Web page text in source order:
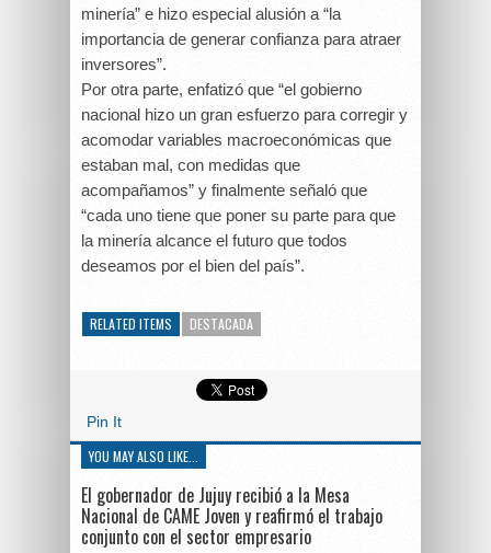
minería” e hizo especial alusión a “la
importancia de generar confianza para atraer
inversores”.
Por otra parte, enfatizó que “el gobierno
nacional hizo un gran esfuerzo para corregir y
acomodar variables macroeconómicas que
estaban mal, con medidas que
acompañamos” y finalmente señaló que
“cada uno tiene que poner su parte para que
la minería alcance el futuro que todos
deseamos por el bien del país”.
RELATED ITEMS DESTACADA
Pin It
YOU MAY ALSO LIKE...
El gobernador de Jujuy recibió a la Mesa
Nacional de CAME Joven y reafirmó el trabajo
conjunto con el sector empresario